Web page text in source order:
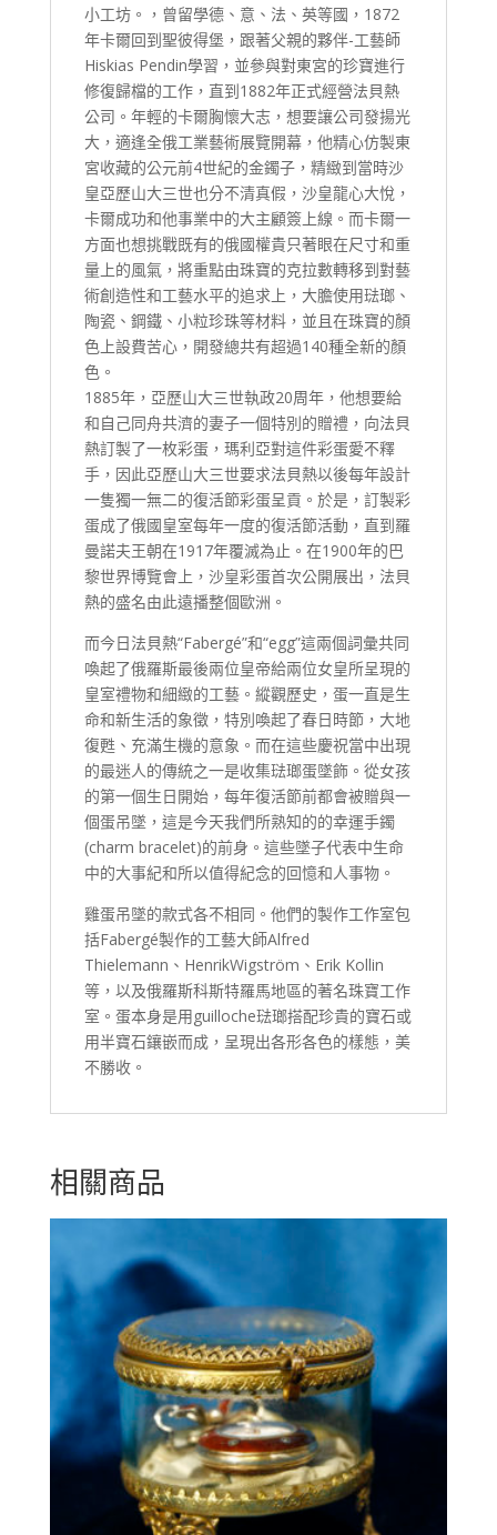
小工坊。，曾留學德、意、法、英等國，1872
年卡爾回到聖彼得堡，跟著父親的夥伴-工藝師
Hiskias Pendin學習，並參與對東宮的珍寶進行
修復歸檔的工作，直到1882年正式經營法貝熱
公司。年輕的卡爾胸懷大志，想要讓公司發揚光
大，適逢全俄工業藝術展覽開幕，他精心仿製東
宮收藏的公元前4世紀的金鐲子，精緻到當時沙
皇亞歷山大三世也分不清真假，沙皇龍心大悅，
卡爾成功和他事業中的大主顧簽上線。而卡爾一
方面也想挑戰既有的俄國權貴只著眼在尺寸和重
量上的風氣，將重點由珠寶的克拉數轉移到對藝
術創造性和工藝水平的追求上，大膽使用琺瑯、
陶瓷、鋼鐵、小粒珍珠等材料，並且在珠寶的顏
色上設費苦心，開發總共有超過140種全新的顏
色。
1885年，亞歷山大三世執政20周年，他想要給
和自己同舟共濟的妻子一個特別的贈禮，向法貝
熱訂製了一枚彩蛋，瑪利亞對這件彩蛋愛不釋
手，因此亞歷山大三世要求法貝熱以後每年設計
一隻獨一無二的復活節彩蛋呈貢。於是，訂製彩
蛋成了俄國皇室每年一度的復活節活動，直到羅
曼諾夫王朝在1917年覆滅為止。在1900年的巴
黎世界博覽會上，沙皇彩蛋首次公開展出，法貝
熱的盛名由此遠播整個歐洲。
而今日法貝熱“Fabergé”和“egg”這兩個詞彙共同
喚起了俄羅斯最後兩位皇帝給兩位女皇所呈現的
皇室禮物和細緻的工藝。縱觀歷史，蛋一直是生
命和新生活的象徵，特別喚起了春日時節，大地
復甦、充滿生機的意象。而在這些慶祝當中出現
的最迷人的傳統之一是收集琺瑯蛋墜飾。從女孩
的第一個生日開始，每年復活節前都會被贈與一
個蛋吊墜，這是今天我們所熟知的的幸運手鐲
(charm bracelet)的前身。這些墜子代表中生命
中的大事紀和所以值得紀念的回憶和人事物。
雞蛋吊墜的款式各不相同。他們的製作工作室包
括Fabergé製作的工藝大師Alfred
Thielemann、HenrikWigström、Erik Kollin
等，以及俄羅斯科斯特羅馬地區的著名珠寶工作
室。蛋本身是用guilloche琺瑯搭配珍貴的寶石或
用半寶石鑲嵌而成，呈現出各形各色的樣態，美
不勝收。
相關商品